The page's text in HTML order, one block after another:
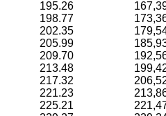
195.26
198.77
202.35
205.99
209.70
213.48
217.32
221.23
225.21